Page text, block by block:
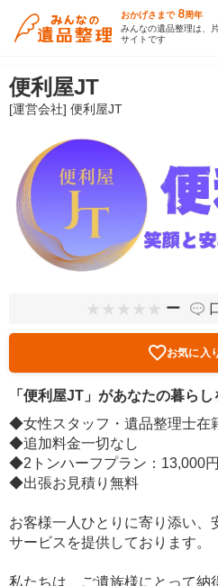
おかげさまで 8周年
みんなの遺品整理は、
サイトです
便利屋JT
[運営会社] 便利屋JT
ー
お気に入
「便利屋JT」があなたの暮ら
◆女性スタッフ・遺品整理士在
◆追加料金一切なし
◆2トンハーフプラン：13,000
◆出張お見積り無料
お客様一人ひとりに寄り添い、
サービスを提供しております。
私たちは、ご遺族様にとって納